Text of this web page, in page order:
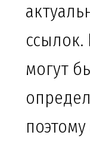
могут